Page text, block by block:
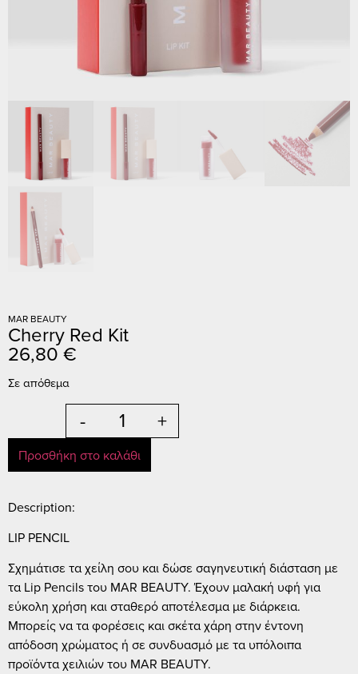
MAR BEAUTY
Cherry Red Kit
26,80€
Σε απόθεμα
- +
Προσθήκη στο καλάθι
Description:
LIP PENCIL
Σχημάτισε τα χείλη σου και δώσε σαγηνευτική διάσταση με
τα Lip Pencils του MAR BEAUTY. Έχουν μαλακή υφή για
εύκολη χρήση και σταθερό αποτέλεσμα με διάρκεια.
Μπορείς να τα φορέσεις και σκέτα χάρη στην έντονη
απόδοση χρώματος ή σε συνδυασμό με τα υπόλοιπα
προϊόντα χειλιών του MAR BEAUTY.